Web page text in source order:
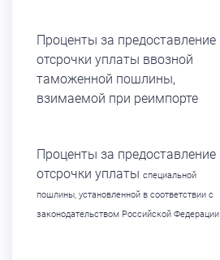
Проценты за предоставление
отсрочки уплаты ввозной
таможенной пошлины,
взимаемой при реимпорте
Проценты за предоставление
отсрочки уплаты специальной
пошлины, установленной в соответствии с
законодательством Российской Федерации